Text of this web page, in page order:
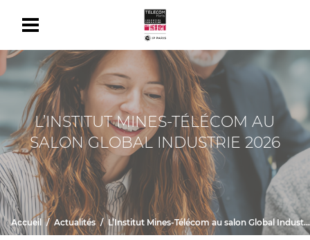
L’INSTITUT MINES-TÉLÉCOM AU
SALON GLOBAL INDUSTRIE 2026
Accueil Actualités L’Institut Mines-Télécom au salon Global Industrie 2026